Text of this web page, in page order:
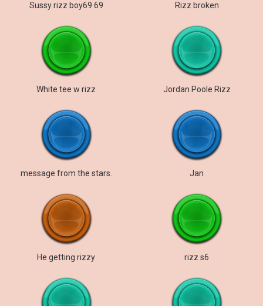
Sussy rizz boy69 69 Rizz broken
White tee w rizz Jordan Poole Rizz
message from the stars. Jan
He getting rizzy rizz s6